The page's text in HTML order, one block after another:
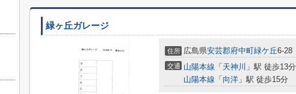
緑ヶ丘ガレージ
住所 広島県安芸郡府中町緑ケ丘6-28
交通 山陽本線 「 天神川 」駅 徒歩13分
山陽本線 「 向洋 」駅 徒歩15分